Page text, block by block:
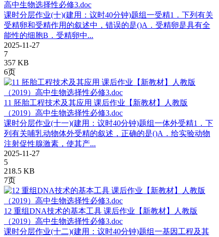
高中生物选择性必修3.doc
课时分层作业(十)(建用：议时40分钟)题组一受精1．下列有关
受精卵和受精作用的叙述中，错误的是()A．受精卵是具有全
能性的细胞B．受精卵中...
2025-11-27
7
357 KB
6页
11 胚胎工程技术及其应用 课后作业【新教材】人教版
（2019）高中生物选择性必修3.doc
课时分层作业(十一)(建用：议时40分钟)题组一体外受精1．下
列有关哺乳动物体外受精的叙述，正确的是()A．给实验动物
注射促性腺激素，使其产...
2025-11-27
5
218.5 KB
7页
12 重组DNA技术的基本工具 课后作业【新教材】人教版
（2019）高中生物选择性必修3.doc
课时分层作业(十二)(建用：议时40分钟)题组一基因工程及其